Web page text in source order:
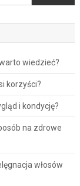
wiedzieć?
korzyści?
i kondycję?
na zdrowe
włosów